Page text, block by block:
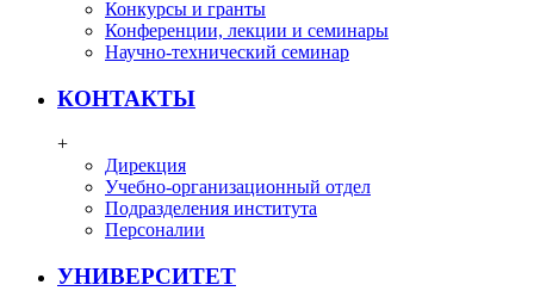
Конкурсы и гранты
Конференции, лекции и семинары
Научно-технический семинар
КОНТАКТЫ
+
Дирекция
Учебно-организационный отдел
Подразделения института
Персоналии
УНИВЕРСИТЕТ